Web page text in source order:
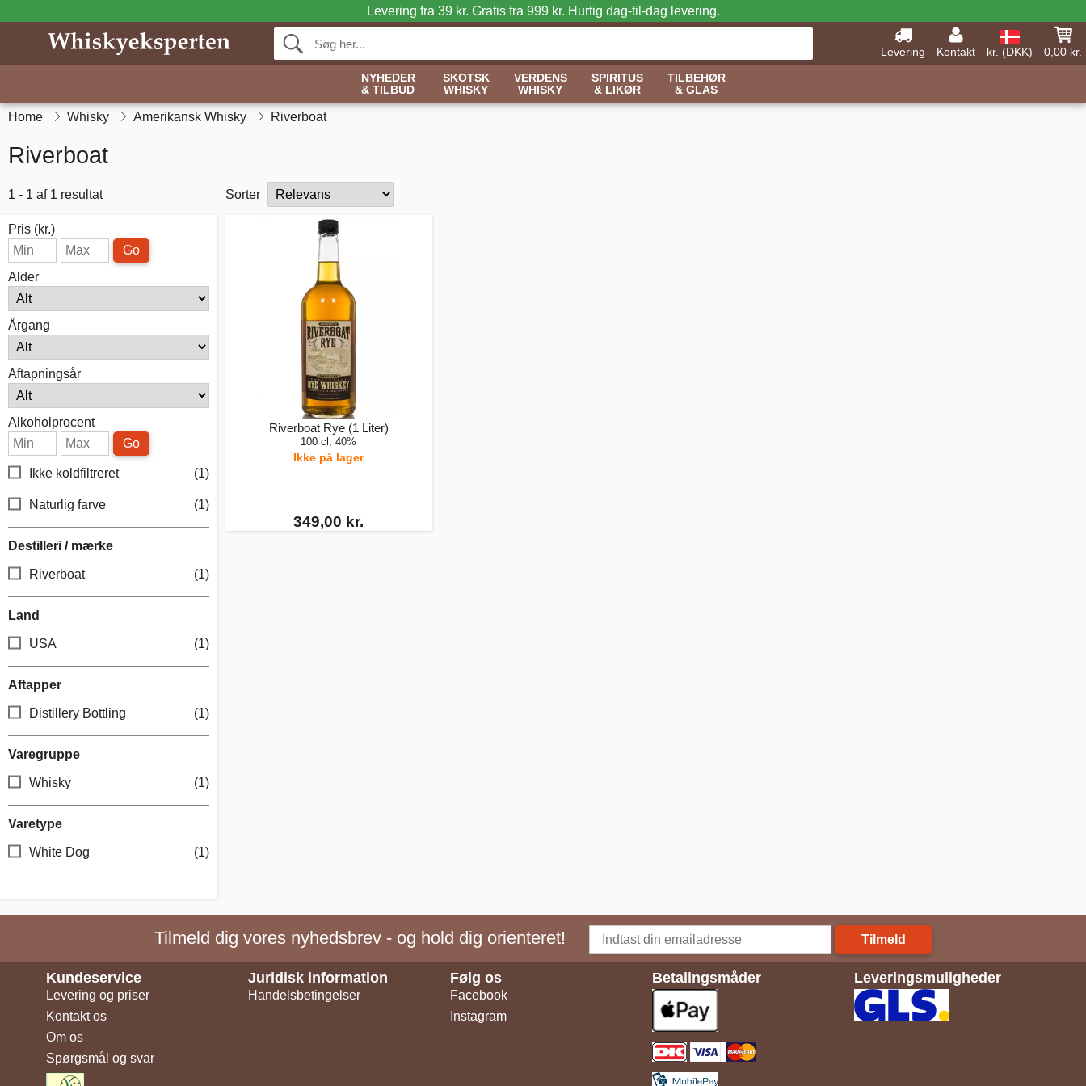
Levering fra 39 kr. Gratis fra 999 kr. Hurtig dag-til-dag levering.
Levering Kontakt kr. (DKK)
0,00 kr.
NYHEDER
& TILBUD
SKOTSK
WHISKY
VERDENS
WHISKY
SPIRITUS
& LIKØR
TILBEHØR
& GLAS
Home Whisky Amerikansk Whisky Riverboat
Riverboat
1 - 1 af 1 resultat Sorter
Pris (kr.)
Go
Alder
Årgang
Aftapningsår
Alkoholprocent
Go
Ikke koldfiltreret (1)
Naturlig farve (1)
Destilleri / mærke
Riverboat (1)
Land
USA (1)
Aftapper
Distillery Bottling (1)
Varegruppe
Whisky (1)
Varetype
White Dog (1)
Riverboat Rye (1 Liter)
100 cl, 40%
Ikke på lager
349,00 kr.
Tilmeld dig vores nyhedsbrev - og hold dig orienteret! Tilmeld
Kundeservice
Levering og priser
Kontakt os
Om os
Spørgsmål og svar
Juridisk information
Handelsbetingelser
Følg os
Facebook
Instagram
Betalingsmåder Leveringsmuligheder